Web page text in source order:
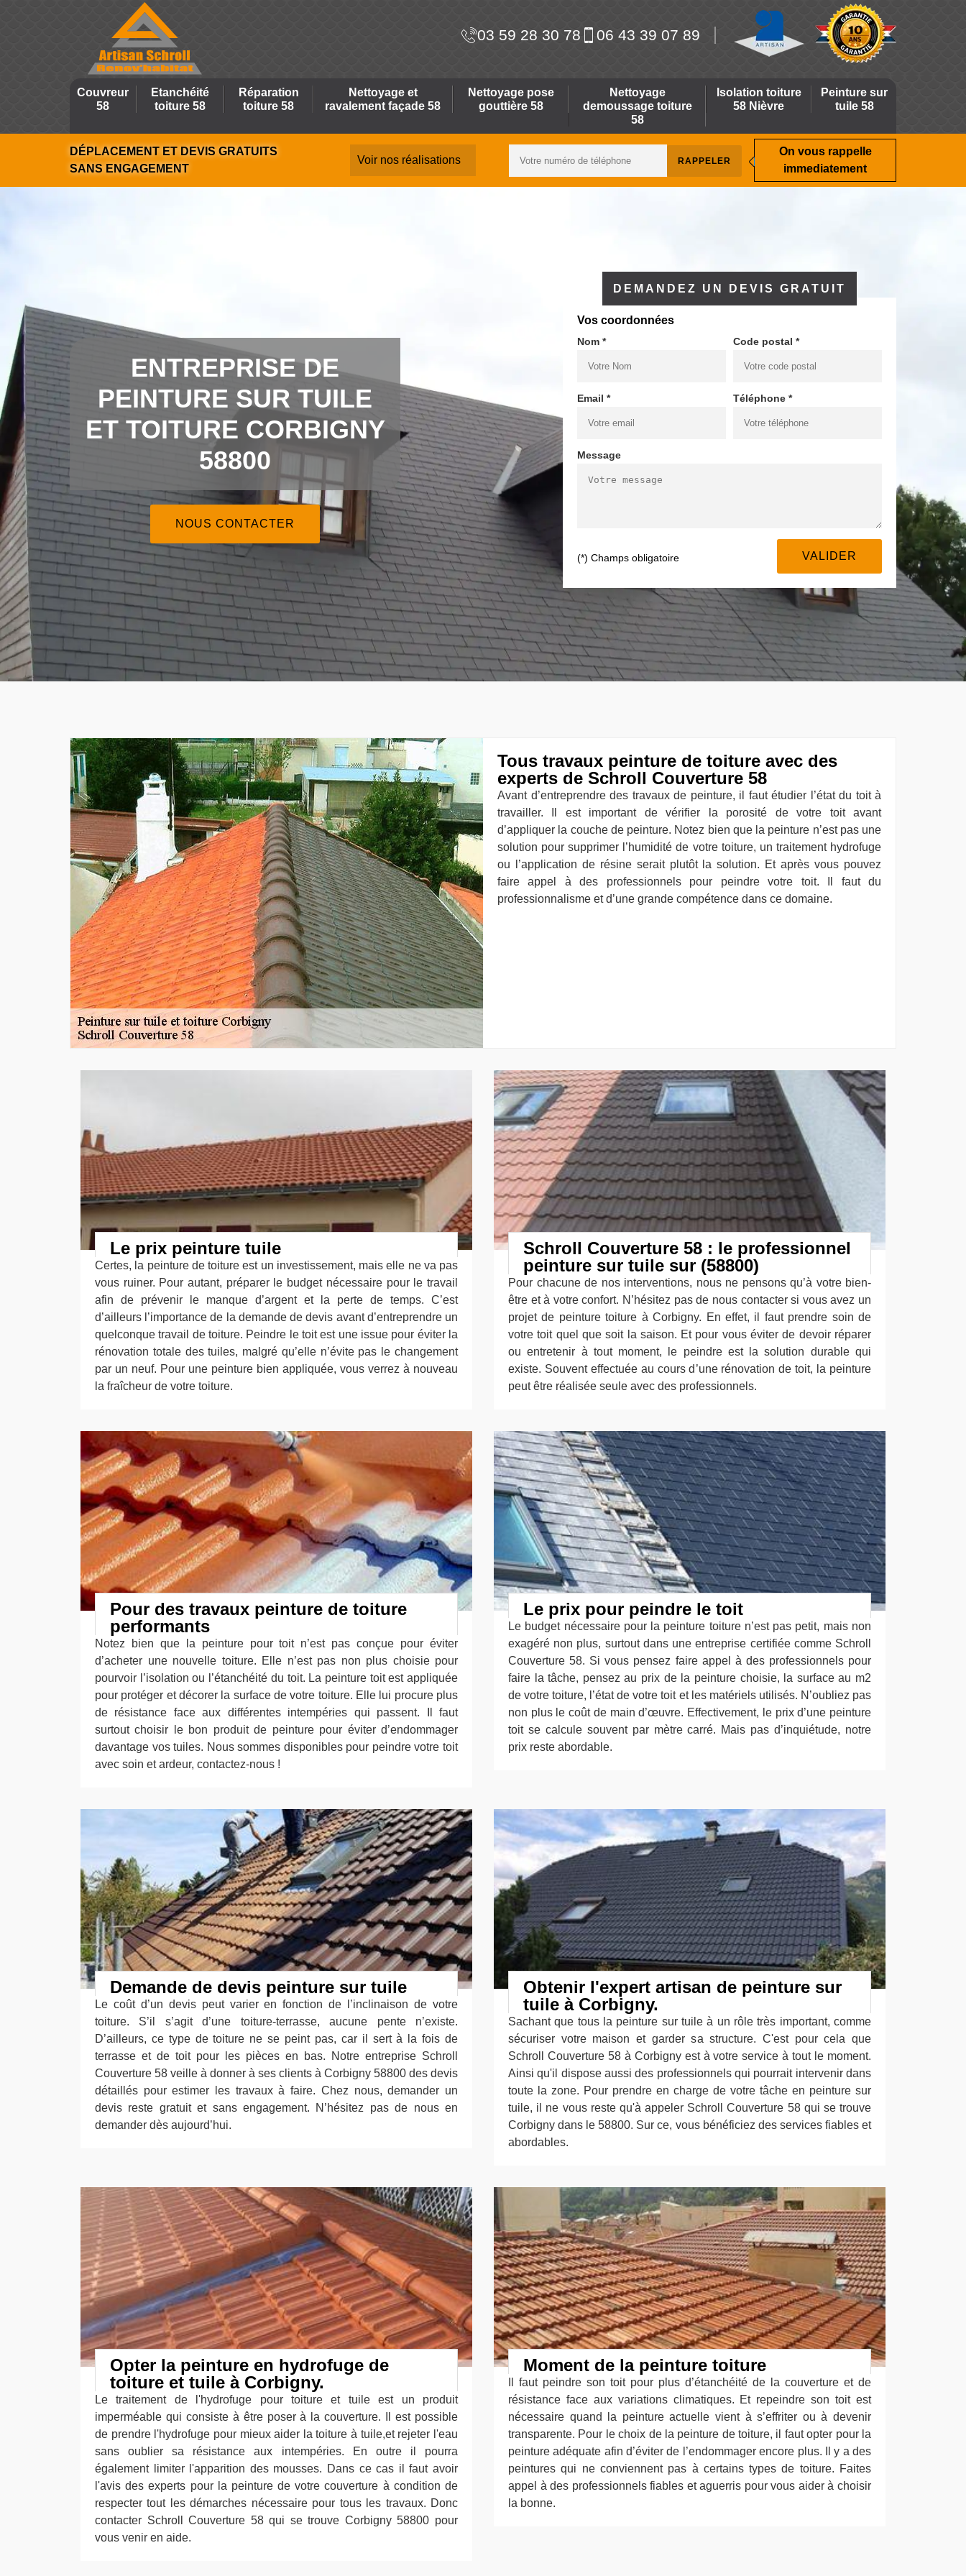
03 59 28 30 78 06 43 39 07 89
Couvreur
58
Etanchéité
toiture 58
Réparation
toiture 58
Nettoyage et
ravalement façade 58
Nettoyage pose
gouttière 58
Nettoyage
demoussage toiture
58
Isolation toiture
58 Nièvre
Peinture sur
tuile 58
DÉPLACEMENT ET DEVIS GRATUITS
SANS ENGAGEMENT
Voir nos réalisations
On vous rappelle
immediatement
ENTREPRISE DE
PEINTURE SUR TUILE
ET TOITURE CORBIGNY
58800
NOUS CONTACTER
DEMANDEZ UN DEVIS GRATUIT
Vos coordonnées
Nom * Code postal *
Email * Téléphone *
Message
(*) Champs obligatoire
Tous travaux peinture de toiture avec des
experts de Schroll Couverture 58
Avant d’entreprendre des travaux de peinture, il faut étudier l’état du toit à
travailler. Il est important de vérifier la porosité de votre toit avant
d’appliquer la couche de peinture. Notez bien que la peinture n’est pas une
solution pour supprimer l’humidité de votre toiture, un traitement hydrofuge
ou l’application de résine serait plutôt la solution. Et après vous pouvez
faire appel à des professionnels pour peindre votre toit. Il faut du
professionnalisme et d’une grande compétence dans ce domaine.
Le prix peinture tuile
Certes, la peinture de toiture est un investissement, mais elle ne va pas
vous ruiner. Pour autant, préparer le budget nécessaire pour le travail
afin de prévenir le manque d’argent et la perte de temps. C’est
d’ailleurs l’importance de la demande de devis avant d’entreprendre un
quelconque travail de toiture. Peindre le toit est une issue pour éviter la
rénovation totale des tuiles, malgré qu’elle n’évite pas le changement
par un neuf. Pour une peinture bien appliquée, vous verrez à nouveau
la fraîcheur de votre toiture.
Schroll Couverture 58 : le professionnel
peinture sur tuile sur (58800)
Pour chacune de nos interventions, nous ne pensons qu’à votre bien-
être et à votre confort. N’hésitez pas de nous contacter si vous avez un
projet de peinture toiture à Corbigny. En effet, il faut prendre soin de
votre toit quel que soit la saison. Et pour vous éviter de devoir réparer
ou entretenir à tout moment, le peindre est la solution durable qui
existe. Souvent effectuée au cours d’une rénovation de toit, la peinture
peut être réalisée seule avec des professionnels.
Pour des travaux peinture de toiture
performants
Notez bien que la peinture pour toit n’est pas conçue pour éviter
d’acheter une nouvelle toiture. Elle n’est pas non plus choisie pour
pourvoir l’isolation ou l’étanchéité du toit. La peinture toit est appliquée
pour protéger et décorer la surface de votre toiture. Elle lui procure plus
de résistance face aux différentes intempéries qui passent. Il faut
surtout choisir le bon produit de peinture pour éviter d’endommager
davantage vos tuiles. Nous sommes disponibles pour peindre votre toit
avec soin et ardeur, contactez-nous !
Le prix pour peindre le toit
Le budget nécessaire pour la peinture toiture n’est pas petit, mais non
exagéré non plus, surtout dans une entreprise certifiée comme Schroll
Couverture 58. Si vous pensez faire appel à des professionnels pour
faire la tâche, pensez au prix de la peinture choisie, la surface au m2
de votre toiture, l’état de votre toit et les matériels utilisés. N’oubliez pas
non plus le coût de main d’œuvre. Effectivement, le prix d’une peinture
toit se calcule souvent par mètre carré. Mais pas d’inquiétude, notre
prix reste abordable.
Demande de devis peinture sur tuile
Le coût d’un devis peut varier en fonction de l’inclinaison de votre
toiture. S’il s’agit d’une toiture-terrasse, aucune pente n’existe.
D’ailleurs, ce type de toiture ne se peint pas, car il sert à la fois de
terrasse et de toit pour les pièces en bas. Notre entreprise Schroll
Couverture 58 veille à donner à ses clients à Corbigny 58800 des devis
détaillés pour estimer les travaux à faire. Chez nous, demander un
devis reste gratuit et sans engagement. N’hésitez pas de nous en
demander dès aujourd’hui.
Obtenir l'expert artisan de peinture sur
tuile à Corbigny.
Sachant que tous la peinture sur tuile à un rôle très important, comme
sécuriser votre maison et garder sa structure. C'est pour cela que
Schroll Couverture 58 à Corbigny est à votre service à tout le moment.
Ainsi qu'il dispose aussi des professionnels qui pourrait intervenir dans
toute la zone. Pour prendre en charge de votre tâche en peinture sur
tuile, il ne vous reste qu'à appeler Schroll Couverture 58 qui se trouve
Corbigny dans le 58800. Sur ce, vous bénéficiez des services fiables et
abordables.
Opter la peinture en hydrofuge de
toiture et tuile à Corbigny.
Le traitement de l'hydrofuge pour toiture et tuile est un produit
imperméable qui consiste à être poser à la couverture. Il est possible
de prendre l'hydrofuge pour mieux aider la toiture à tuile,et rejeter l'eau
sans oublier sa résistance aux intempéries. En outre il pourra
également limiter l'apparition des mousses. Dans ce cas il faut avoir
l'avis des experts pour la peinture de votre couverture à condition de
respecter tout les démarches nécessaire pour tous les travaux. Donc
contacter Schroll Couverture 58 qui se trouve Corbigny 58800 pour
vous venir en aide.
Moment de la peinture toiture
Il faut peindre son toit pour plus d’étanchéité de la couverture et de
résistance face aux variations climatiques. Et repeindre son toit est
nécessaire quand la peinture actuelle vient à s’effriter ou à devenir
transparente. Pour le choix de la peinture de toiture, il faut opter pour la
peinture adéquate afin d’éviter de l’endommager encore plus. Il y a des
peintures qui ne conviennent pas à certains types de toiture. Faites
appel à des professionnels fiables et aguerris pour vous aider à choisir
la bonne.